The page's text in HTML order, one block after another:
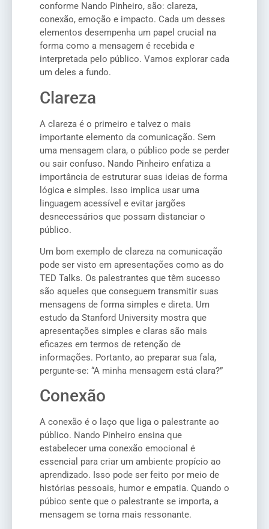
conforme Nando Pinheiro, são: clareza,
conexão, emoção e impacto. Cada um desses
elementos desempenha um papel crucial na
forma como a mensagem é recebida e
interpretada pelo público. Vamos explorar cada
um deles a fundo.
Clareza
A clareza é o primeiro e talvez o mais
importante elemento da comunicação. Sem
uma mensagem clara, o público pode se perder
ou sair confuso. Nando Pinheiro enfatiza a
importância de estruturar suas ideias de forma
lógica e simples. Isso implica usar uma
linguagem acessível e evitar jargões
desnecessários que possam distanciar o
público.
Um bom exemplo de clareza na comunicação
pode ser visto em apresentações como as do
TED Talks. Os palestrantes que têm sucesso
são aqueles que conseguem transmitir suas
mensagens de forma simples e direta. Um
estudo da Stanford University mostra que
apresentações simples e claras são mais
eficazes em termos de retenção de
informações. Portanto, ao preparar sua fala,
pergunte-se: “A minha mensagem está clara?”
Conexão
A conexão é o laço que liga o palestrante ao
público. Nando Pinheiro ensina que
estabelecer uma conexão emocional é
essencial para criar um ambiente propício ao
aprendizado. Isso pode ser feito por meio de
histórias pessoais, humor e empatia. Quando o
púbico sente que o palestrante se importa, a
mensagem se torna mais ressonante.